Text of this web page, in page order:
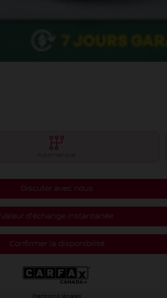
Discuter avec nous
Valeur d'échange instantanée
Confirmer la disponibilité
Mentions légales